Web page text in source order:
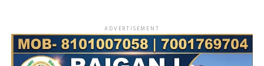
ADVERTISEMENT